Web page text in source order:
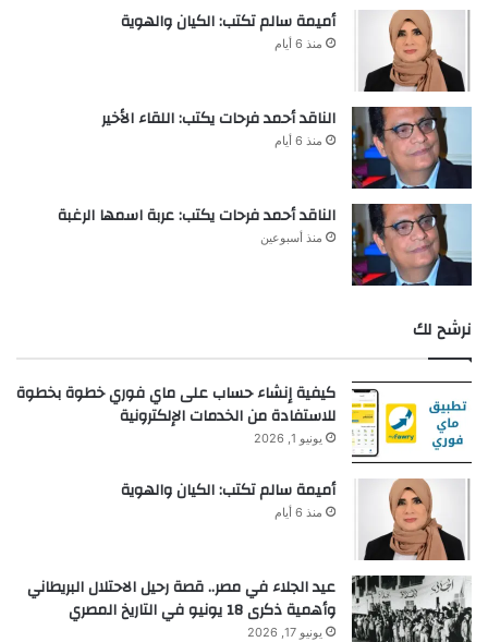
أميمة سالم تكتب: الكيان والهوية
منذ 6 أيام
الناقد أحمد فرحات يكتب: اللقاء الأخير
منذ 6 أيام
الناقد أحمد فرحات يكتب: عربة اسمها الرغبة
منذ أسبوعين
نرشح لك
كيفية إنشاء حساب على ماي فوري خطوة بخطوة
للاستفادة من الخدمات الإلكترونية
يونيو 1, 2026
أميمة سالم تكتب: الكيان والهوية
منذ 6 أيام
عيد الجلاء في مصر.. قصة رحيل الاحتلال البريطاني
وأهمية ذكرى 18 يونيو في التاريخ المصري
يونيو 17, 2026